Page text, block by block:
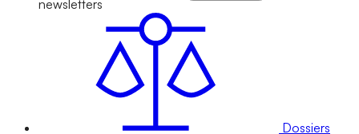
newsletters
Dossiers